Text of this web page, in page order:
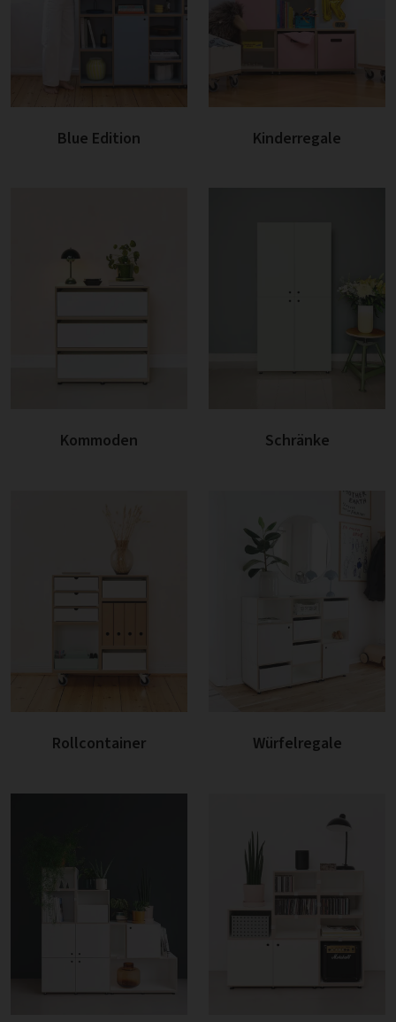
Blue Edition Kinderregale
Kommoden Schränke
Rollcontainer Würfelregale